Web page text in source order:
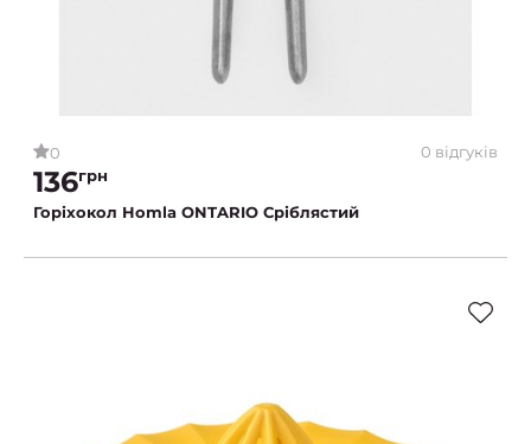
0 0 відгуків
136грн
Горіхокол Homla ONTARIO Сріблястий